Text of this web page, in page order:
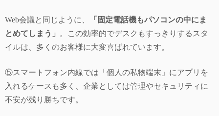
Web会議と同じように、
「固定電話機もパソコンの中にま
とめてしまう」
。この効率的でデスクもすっきりするスタ
イルは、多くのお客様に大変喜ばれています。
⑤スマートフォン内線では「個人の私物端末」にアプリを
入れるケースも多く、企業としては管理やセキュリティに
不安が残り勝ちです。